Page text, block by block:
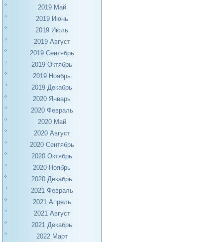
2019 Май
2019 Июнь
2019 Июль
2019 Август
2019 Сентябрь
2019 Октябрь
2019 Ноябрь
2019 Декабрь
2020 Январь
2020 Февраль
2020 Май
2020 Август
2020 Сентябрь
2020 Октябрь
2020 Ноябрь
2020 Декабрь
2021 Февраль
2021 Апрель
2021 Август
2021 Декабрь
2022 Март